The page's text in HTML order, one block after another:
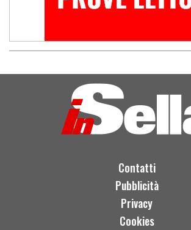
Contatti
Pubblicità
Privacy
Cookies